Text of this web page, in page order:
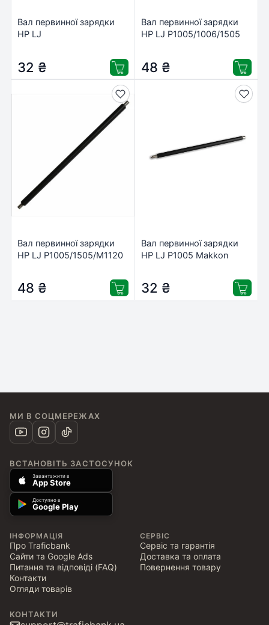
Вал первинної зарядки
HP LJ
Everprint (EVP-PCRH1005)
32 ₴
Вал первинної зарядки
HP LJ P1005/1006/1505
48 ₴
Вал первинної зарядки
HP LJ P1005/1505/M1120
48 ₴
Вал первинної зарядки
HP LJ P1005 Makkon
32 ₴
МИ В СОЦМЕРЕЖАХ
ВСТАНОВІТЬ ЗАСТОСУНОК
Завантажити в
App Store
Доступно в
Google Play
ІНФОРМАЦІЯ
Про Traficbank
Сайти та Google Ads
Питання та відповіді (FAQ)
Контакти
Огляди товарів
СЕРВІС
Сервіс та гарантія
Доставка та оплата
Повернення товару
КОНТАКТИ